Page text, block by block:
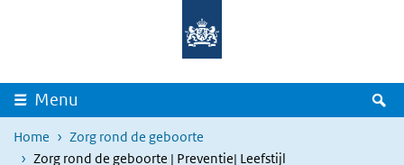
Overslaan en naar de inhoud gaan
Menu
Home
Zorg rond de geboorte
Zorg rond de geboorte | Preventie| Leefstijl